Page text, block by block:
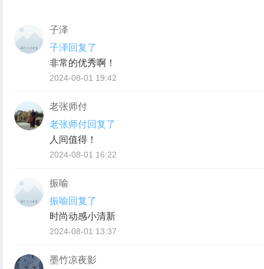
子泽
子泽回复了
非常的优秀啊！
2024-08-01 19:42
老张师付
老张师付回复了
人间值得！
2024-08-01 16:22
振喻
振喻回复了
时尚动感小清新
2024-08-01 13:37
墨竹凉夜影